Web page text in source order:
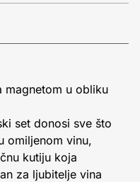
magnetom u obliku
set donosi sve što
omiljenom vinu,
kutiju koja
za ljubitelje vina